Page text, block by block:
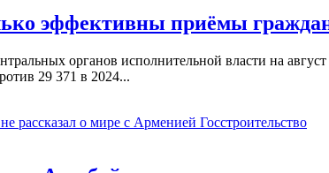
эффективны приёмы
органов исполнительной власти на
29 371 в 2024...
Госстроительство